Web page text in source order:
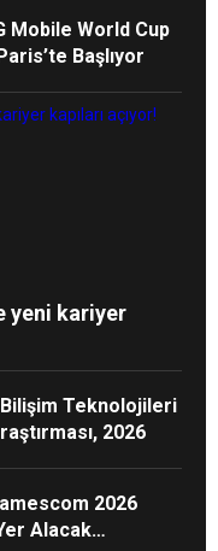
Mobile World Cup
Başlıyor
yeni kariyer
Bilişim Teknolojileri
2026
2026
Alacak